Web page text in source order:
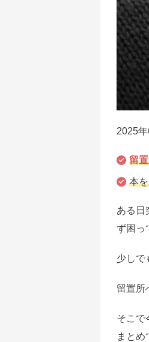
2025
留
本
ある日
ず困っ
少しで
留置所
そこで
まとめ